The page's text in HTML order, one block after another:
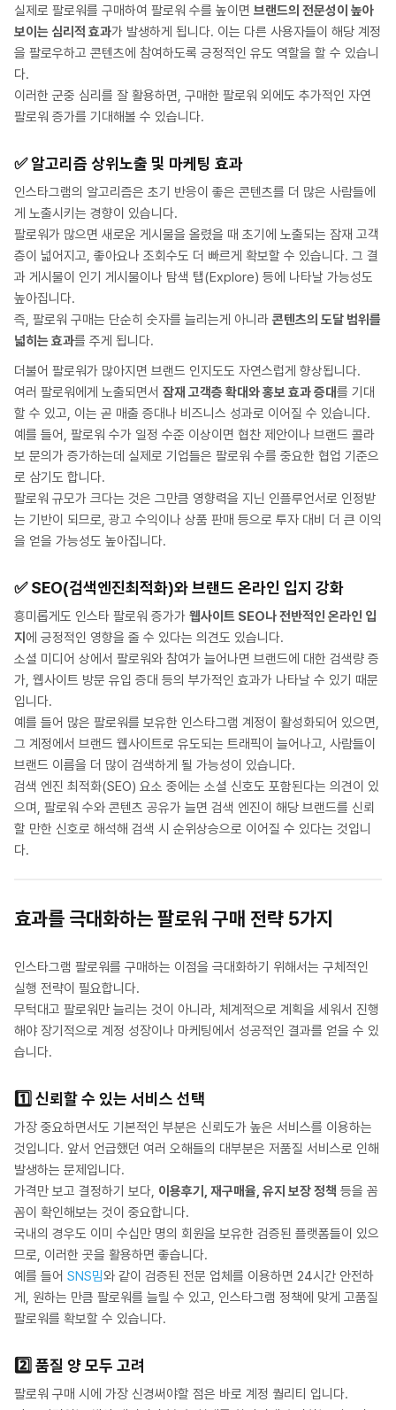
실제로 팔로워를 구매하여 팔로워 수를 높이면 브랜드의 전문성이 높아
보이는 심리적 효과가 발생하게 됩니다. 이는 다른 사용자들이 해당 계정
을 팔로우하고 콘텐츠에 참여하도록 긍정적인 유도 역할을 할 수 있습니
다.
이러한 군중 심리를 잘 활용하면, 구매한 팔로워 외에도 추가적인 자연
팔로워 증가를 기대해볼 수 있습니다.
✅알고리즘 상위노출 및 마케팅 효과
인스타그램의 알고리즘은 초기 반응이 좋은 콘텐츠를 더 많은 사람들에
게 노출시키는 경향이 있습니다.
팔로워가 많으면 새로운 게시물을 올렸을 때 초기에 노출되는 잠재 고객
층이 넓어지고, 좋아요나 조회수도 더 빠르게 확보할 수 있습니다. 그 결
과 게시물이 인기 게시물이나 탐색 탭(Explore) 등에 나타날 가능성도
높아집니다.
즉, 팔로워 구매는 단순히 숫자를 늘리는게 아니라 콘텐츠의 도달 범위를
넓히는 효과를 주게 됩니다.
더불어 팔로워가 많아지면 브랜드 인지도도 자연스럽게 향상됩니다.
여러 팔로워에게 노출되면서 잠재 고객층 확대와 홍보 효과 증대를 기대
할 수 있고, 이는 곧 매출 증대나 비즈니스 성과로 이어질 수 있습니다.
예를 들어, 팔로워 수가 일정 수준 이상이면 협찬 제안이나 브랜드 콜라
보 문의가 증가하는데 실제로 기업들은 팔로워 수를 중요한 협업 기준으
로 삼기도 합니다.
팔로워 규모가 크다는 것은 그만큼 영향력을 지닌 인플루언서로 인정받
는 기반이 되므로, 광고 수익이나 상품 판매 등으로 투자 대비 더 큰 이익
을 얻을 가능성도 높아집니다.
✅SEO(검색엔진최적화)와 브랜드 온라인 입지 강화
흥미롭게도 인스타 팔로워 증가가 웹사이트 SEO나 전반적인 온라인 입
지 에 긍정적인 영향을 줄 수 있다는 의견도 있습니다.
소셜 미디어 상에서 팔로워와 참여가 늘어나면 브랜드에 대한 검색량 증
가, 웹사이트 방문 유입 증대 등의 부가적인 효과가 나타날 수 있기 때문
입니다.
예를 들어 많은 팔로워를 보유한 인스타그램 계정이 활성화되어 있으면,
그 계정에서 브랜드 웹사이트로 유도되는 트래픽이 늘어나고, 사람들이
브랜드 이름을 더 많이 검색하게 될 가능성이 있습니다.
검색 엔진 최적화(SEO) 요소 중에는 소셜 신호도 포함된다는 의견이 있
으며, 팔로워 수와 콘텐츠 공유가 늘면 검색 엔진이 해당 브랜드를 신뢰
할 만한 신호로 해석해 검색 시 순위상승으로 이어질 수 있다는 것입니
다.
효과를 극대화하는 팔로워 구매 전략 5가지
인스타그램 팔로워를 구매하는 이점을 극대화하기 위해서는 구체적인
실행 전략이 필요합니다.
무턱대고 팔로워만 늘리는 것이 아니라, 체계적으로 계획을 세워서 진행
해야 장기적으로 계정 성장이나 마케팅에서 성공적인 결과를 얻을 수 있
습니다.
1️⃣ 신뢰할 수 있는 서비스 선택
가장 중요하면서도 기본적인 부분은 신뢰도가 높은 서비스를 이용하는
것입니다. 앞서 언급했던 여러 오해들의 대부분은 저품질 서비스로 인해
발생하는 문제입니다.
가격만 보고 결정하기 보다, 이용후기, 재구매율, 유지 보장 정책 등을 꼼
꼼이 확인해보는 것이 중요합니다.
국내의 경우도 이미 수십만 명의 회원을 보유한 검증된 플랫폼들이 있으
므로, 이러한 곳을 활용하면 좋습니다.
예를 들어 SNS밈와 같이 검증된 전문 업체를 이용하면 24시간 안전하
게, 원하는 만큼 팔로워를 늘릴 수 있고, 인스타그램 정책에 맞게 고품질
팔로워를 확보할 수 있습니다.
2️⃣ 품질 양 모두 고려
팔로워 구매 시에 가장 신경써야할 점은 바로 계정 퀄리티 입니다.